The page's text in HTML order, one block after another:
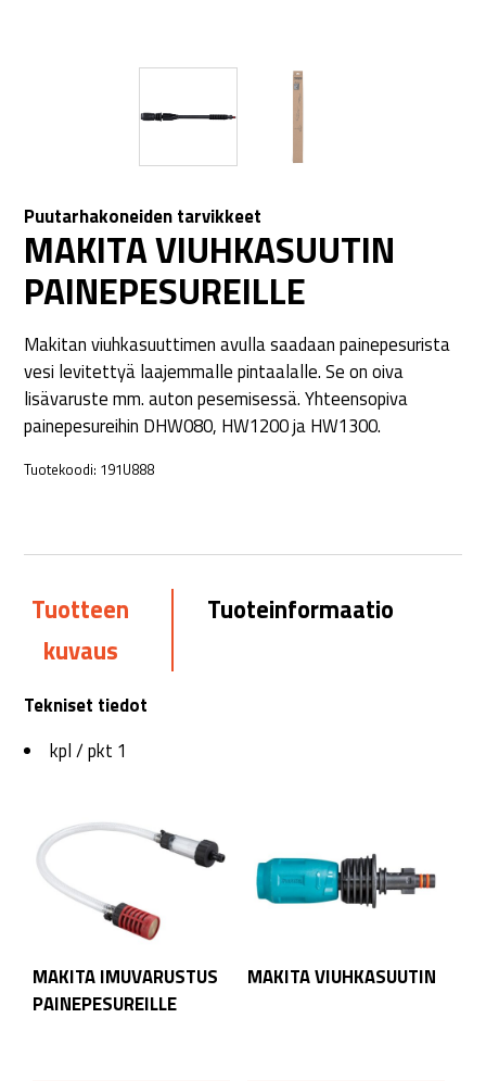
Puutarhakoneiden tarvikkeet
MAKITA VIUHKASUUTIN
PAINEPESUREILLE
Makitan viuhkasuuttimen avulla saadaan painepesurista
vesi levitettyä laajemmalle pintaalalle. Se on oiva
lisävaruste mm. auton pesemisessä. Yhteensopiva
painepesureihin DHW080, HW1200 ja HW1300.
Tuotekoodi: 191U888
Tuotteen
kuvaus
Tuoteinformaatio
Tekniset tiedot
kpl / pkt 1
MAKITA IMUVARUSTUS
PAINEPESUREILLE
MAKITA VIUHKASUUTIN